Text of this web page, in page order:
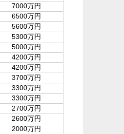
7000万円
6500万円
5600万円
5300万円
5000万円
4200万円
4200万円
3700万円
3300万円
3300万円
2700万円
2600万円
2000万円